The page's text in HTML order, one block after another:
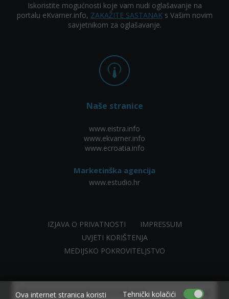
Allow www.ekvarner.info to send web push
×
Iskoristite mogućnosti koje vam nudi oglašavanje na
portalu eKvarner.info, ZAKAŽITE SASTANAKs Vašim novim
savjetnikom za oglašavanje.
Naše stranice
www.eistra.info
www.ekvarner.info
www.ecroatia.info
Marketinška agencija
www.estudio.hr
IZJAVA O PRIVATNOSTI
IMPRESSUM
UVJETI KORIŠTENJA
MEDIJSKO POKROVITELJSTVO
Ova internet stranica koristi Tehnički kolačići